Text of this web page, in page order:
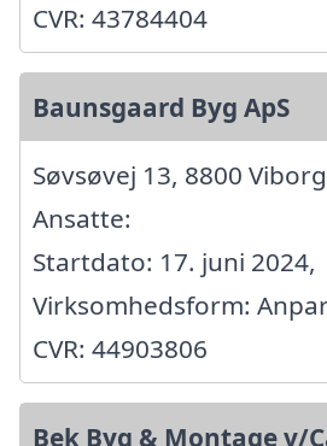
CVR: 43784404
Baunsgaard Byg ApS
Søvsøvej 13, 8800 Viborg
Ansatte:
Startdato: 17. juni 2024,
Virksomhedsform:
CVR: 44903806
Bek Byg & Montage v/